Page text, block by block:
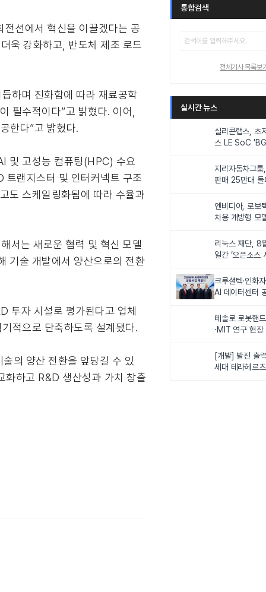
선에서 혁신을 이끌겠다는 공
욱 강화하고, 반도체 제조 로드
하며 진화함에 따라 재료공학
필수적이다”고 밝혔다. 이어,
한다”고 밝혔다.
및 고성능 컴퓨팅(HPC) 수요
트랜지스터 및 인터커넥트 구조
도 스케일링화됨에 따라 수율과
서는 새로운 협력 및 혁신 모델
기술 개발에서 양산으로의 전환
투자 시설로 평가된다고 업체
적으로 단축하도록 설계됐다.
의 양산 전환을 앞당길 수 있
화하고 R&D 생산성과 가치 창출
통합검색
전체기사 목록보
실시간 뉴스
실리콘랩스, 초
스 LE SoC
지리자동차그
판매 25만대 돌
엔비디아, 로보
차용 개방형 모
리눅스 재단, 8
일간 ‘오픈소스
크루셜텍·인화
AI 데이터센터
테솔로 로봇핸
·MIT 연구 현
화
[개발] 발진 출
세대 테라헤르